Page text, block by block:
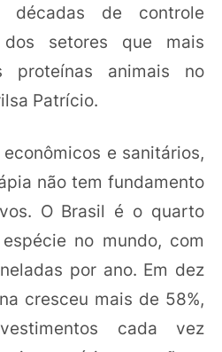
décadas de controle
setores que mais
proteínas animais no
Patrício.
e sanitários,
não tem fundamento
O Brasil é o quarto
no mundo, com
por ano. Em dez
cresceu mais de 58%,
cada vez